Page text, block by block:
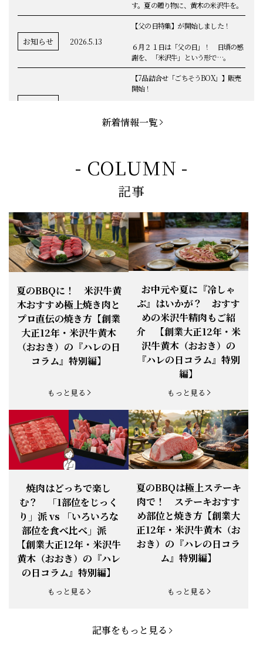
す。夏の贈り物に、黄木の米沢牛を。
お知らせ 2026.5.13
【父の日特集】が開始しました！
６月２１日は「父の日」！ 日頃の感
謝を、「米沢牛」という形で…。
【7品詰合せ「ごちそうBOX」】販売
開始！
ンチカツ」など、黄木の自慢が詰まっ
てます。
【BBQ(バーベキュー)特集】これから
の時期にぴったりなBBQにオススメな
米沢牛の商品をご紹介いたします。今
回限定のBBQセットや、定番部位のお
すすめ商品もございます！
お知らせ 2026.4.13
【母の日】5月10日の母の日に、
「『ありがとう』の気持ち」をお贈り
できます。
お知らせ 2026.1.25
【ご注意】1月27日（火）は終日、お
電話・FAXが繋がりません（8:30〜
18:00）
お知らせ 2026.1.20
【恵方巻】今年の2月3日は、『米沢牛
恵方巻』を！
お知らせ 2026.1.15
【新商品】『米沢牛だし茶漬け』発売
お知らせ 2025.11.3 「黄木の御歳暮」早割開始！
お知らせ 2025.9.13 「秋分の日」定休日変更のお知らせ
お知らせ 2025.6.16 新登場！一膳ご飯
お知らせ 2025.5.28 「初夏の肉祭り」開催中
お知らせ 2025.5.19 「父の日特集」開催中
お知らせ 2025.4.28 「BBQ企画」開催中！
お知らせ 2025.4.28 「母の日企画」開催中！
新着情報一覧
- COLUMN -
記事
夏のBBQに！ 米沢牛黄
木おすすめ極上焼き肉と
プロ直伝の焼き方【創業
大正12年・米沢牛黄木
（おおき）の『ハレの日
コラム』特別編】
もっと見る
お中元や夏に『冷しゃ
ぶ』はいかが？ おすす
めの米沢牛精肉もご紹
介 【創業大正12年・米
沢牛黄木（おおき）の
『ハレの日コラム』特別
編】
もっと見る
焼肉はどっちで楽し
む？ 「1部位をじっく
り」派 vs 「いろいろな
部位を食べ比べ」派
【創業大正12年・米沢牛
黄木（おおき）の『ハレ
の日コラム』特別編】
もっと見る
夏のBBQは極上ステーキ
肉で！ ステーキおすす
め部位と焼き方【創業大
正12年・米沢牛黄木（お
おき）の『ハレの日コラ
ム』特別編】
もっと見る
記事をもっと見る